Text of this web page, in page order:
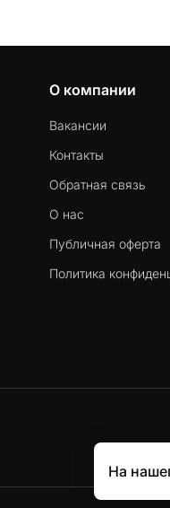
О компании
Вакансии
Контакты
Обратная связь
О нас
Публичная оферта
Политика
На